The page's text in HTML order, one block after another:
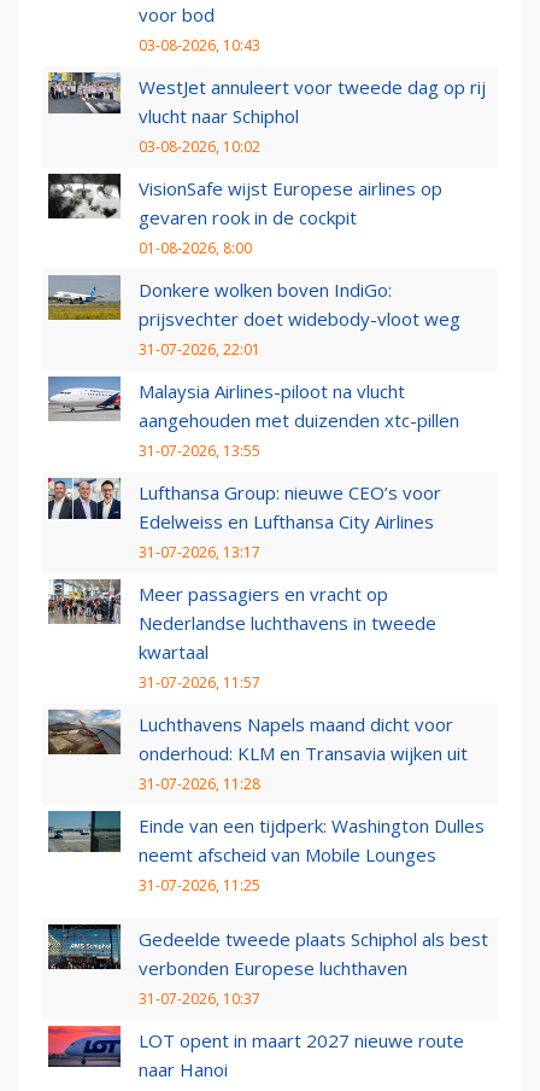
voor bod
03-08-2026, 10:43
WestJet annuleert voor tweede dag op rij
vlucht naar Schiphol
03-08-2026, 10:02
VisionSafe wijst Europese airlines op
gevaren rook in de cockpit
01-08-2026, 8:00
Donkere wolken boven IndiGo:
prijsvechter doet widebody-vloot weg
31-07-2026, 22:01
Malaysia Airlines-piloot na vlucht
aangehouden met duizenden xtc-pillen
31-07-2026, 13:55
Lufthansa Group: nieuwe CEO’s voor
Edelweiss en Lufthansa City Airlines
31-07-2026, 13:17
Meer passagiers en vracht op
Nederlandse luchthavens in tweede
kwartaal
31-07-2026, 11:57
Luchthavens Napels maand dicht voor
onderhoud: KLM en Transavia wijken uit
31-07-2026, 11:28
Einde van een tijdperk: Washington Dulles
neemt afscheid van Mobile Lounges
31-07-2026, 11:25
Gedeelde tweede plaats Schiphol als best
verbonden Europese luchthaven
31-07-2026, 10:37
LOT opent in maart 2027 nieuwe route
naar Hanoi